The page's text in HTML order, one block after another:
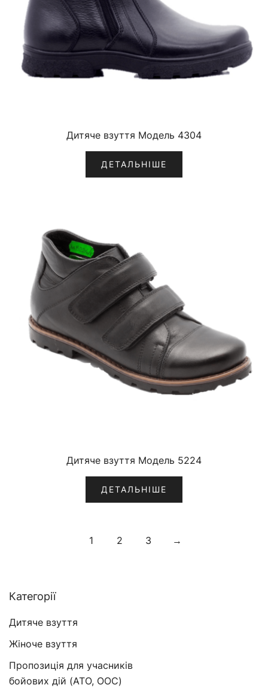
Дитяче взуття Модель 4304
ДЕТАЛЬНІШЕ
Дитяче взуття Модель 5224
ДЕТАЛЬНІШЕ
1 2 3 →
Категорії
Дитяче взуття
Жіноче взуття
Пропозиція для учасників
бойових дій (ATO, OOC)